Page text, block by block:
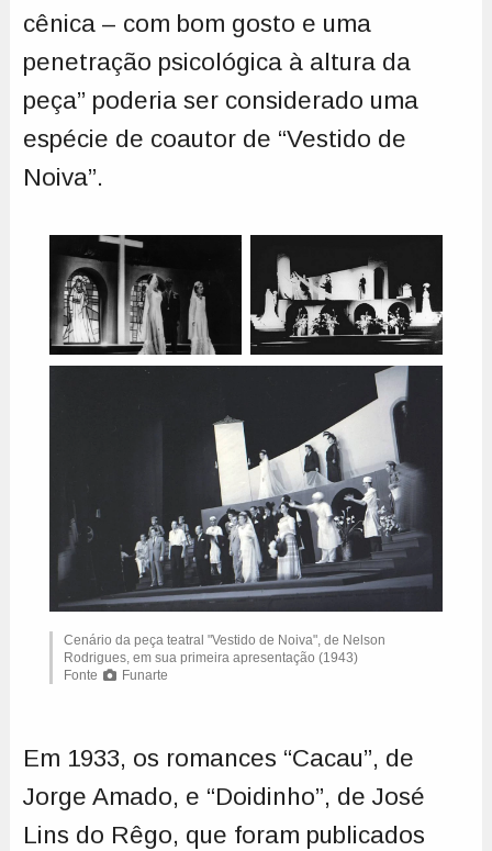
cênica – com bom gosto e uma
penetração psicológica à altura da
peça” poderia ser considerado uma
espécie de coautor de “Vestido de
Noiva”.
Cenário da peça teatral "Vestido de Noiva", de Nelson
Rodrigues, em sua primeira apresentação (1943)
Fonte
Funarte
Em 1933, os romances “Cacau”, de
Jorge Amado, e “Doidinho”, de José
Lins do Rêgo, que foram publicados